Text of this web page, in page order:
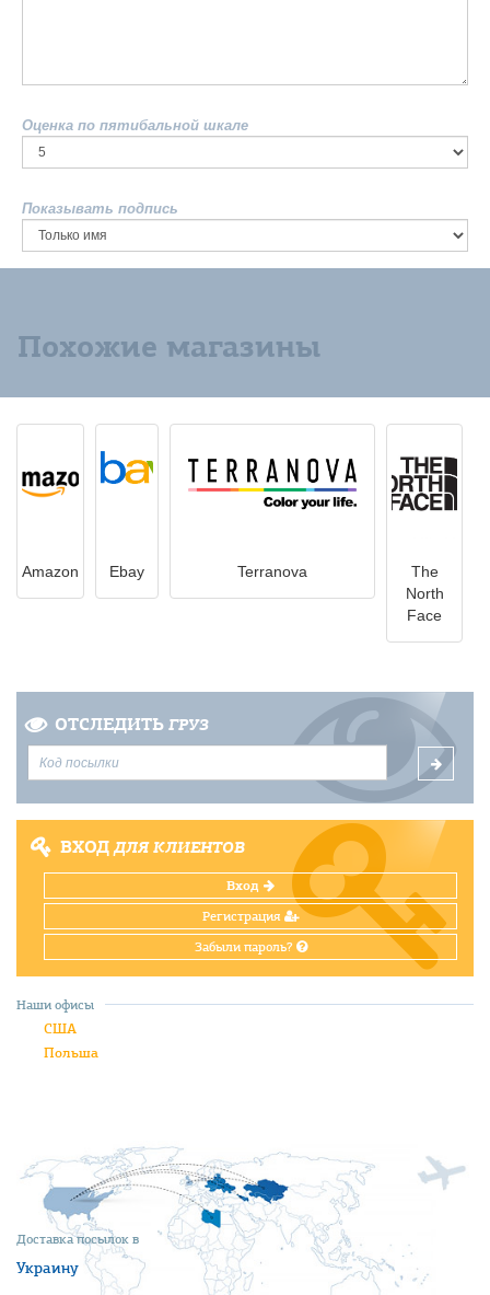
Оценка по пятибальной шкале
Показывать подпись
Похожие магазины
Amazon Ebay Terranova
The
North
Face
ОТСЛЕДИТЬ ГРУЗ
ВХОДДЛЯ КЛИЕНТОВ
Вход
Регистрация
Забыли пароль?
Доставка посылок в
Украину
Наши офисы
США
Польша